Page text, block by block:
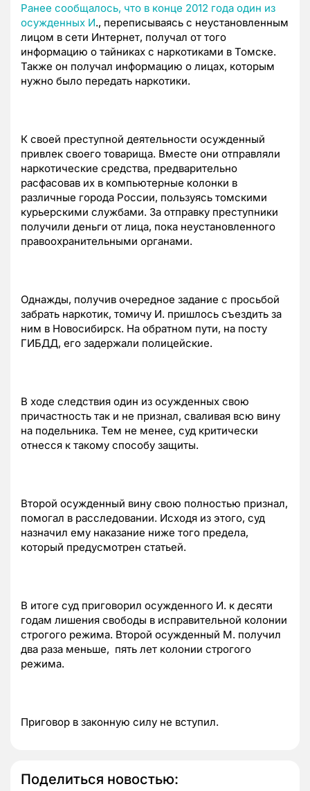
Ранее сообщалось, что в конце 2012 года один из
осужденных И., переписываясь с неустановленным
лицом в сети Интернет, получал от того
информацию о тайниках с наркотиками в Томске.
Также он получал информацию о лицах, которым
нужно было передать наркотики.
К своей преступной деятельности осужденный
привлек своего товарища. Вместе они отправляли
наркотические средства, предварительно
расфасовав их в компьютерные колонки в
различные города России, пользуясь томскими
курьерскими службами. За отправку преступники
получили деньги от лица, пока неустановленного
правоохранительными органами.
Однажды, получив очередное задание с просьбой
забрать наркотик, томичу И. пришлось съездить за
ним в Новосибирск. На обратном пути, на посту
ГИБДД, его задержали полицейские.
В ходе следствия один из осужденных свою
причастность так и не признал, сваливая всю вину
на подельника. Тем не менее, суд критически
отнесся к такому способу защиты.
Второй осужденный вину свою полностью признал,
помогал в расследовании. Исходя из этого, суд
назначил ему наказание ниже того предела,
который предусмотрен статьей.
В итоге суд приговорил осужденного И. к десяти
годам лишения свободы в исправительной колонии
строгого режима. Второй осужденный М. получил
два раза меньше, пять лет колонии строгого
режима.
Приговор в законную силу не вступил.
Поделиться новостью: